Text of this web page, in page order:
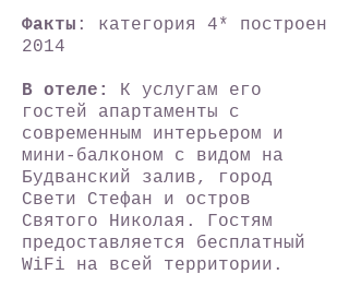
Факты : категория 4* построен
2014
В отеле:
К услугам его
гостей апартаменты с
современным интерьером и
мини-балконом с видом на
Будванский залив, город
Свети Стефан и остров
Святого Николая. Гостям
предоставляется бесплатный
WiFi на всей территории.